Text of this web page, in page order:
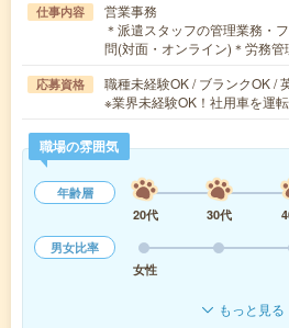
仕事内容
営業事務
＊派遣スタッフの管理業務・
問(対面・オンライン)＊労務
応募資格
職種未経験OK / ブランクOK /
※業界未経験OK！社用車を運
職場の雰囲気
年齢層
20代
30代
男女比率
女性
もっと見る